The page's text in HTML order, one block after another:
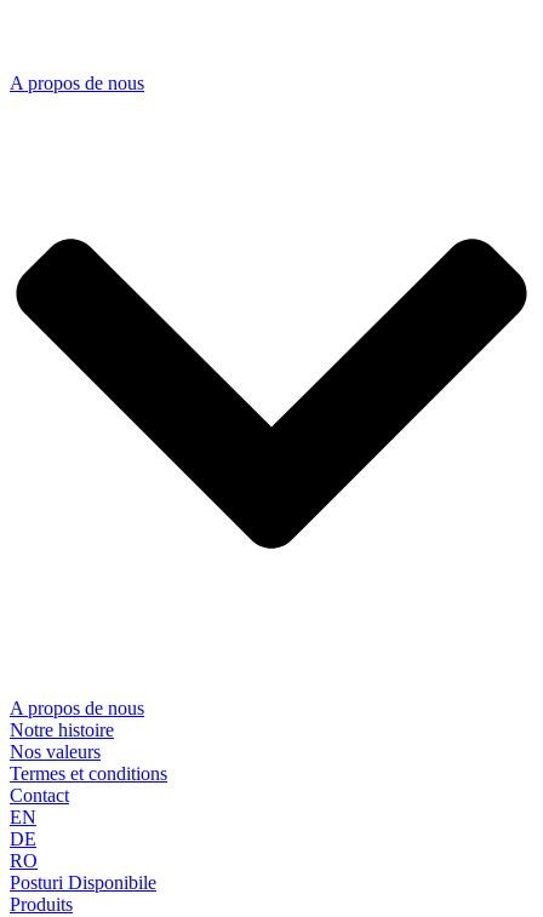
A propos de nous
A propos de nous
Notre histoire
Nos valeurs
Termes et conditions
Contact
EN
DE
RO
Posturi Disponibile
Produits